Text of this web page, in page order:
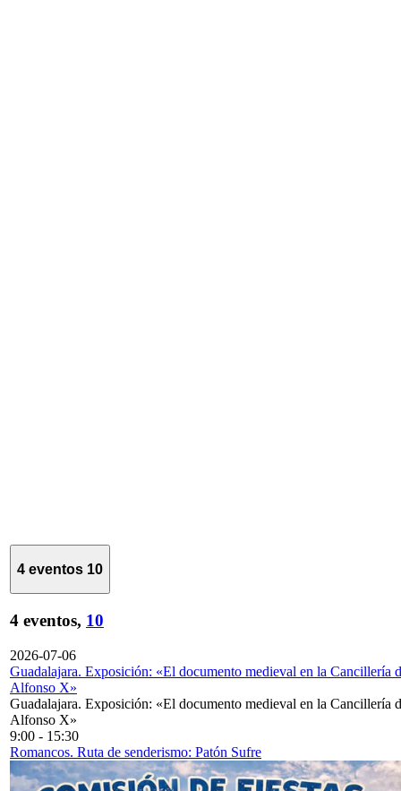
4 eventos 10
4 eventos, 10
2026-07-06
Guadalajara. Exposición: «El documento medieval en la Cancillería
Alfonso X»
Guadalajara. Exposición: «El documento medieval en la Cancillería
Alfonso X»
9:00 - 15:30
Romancos. Ruta de senderismo: Patón Sufre